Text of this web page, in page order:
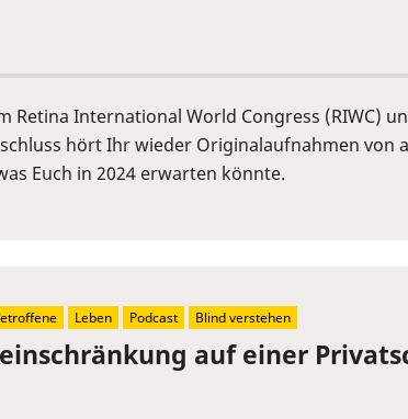
International World Congress (RIWC)
hört Ihr wieder Originalaufnahmen von
Euch in 2024 erwarten könnte.
auf einer
Leben Podcast Blind verstehen